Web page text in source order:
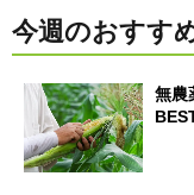
今週のおすす
無農